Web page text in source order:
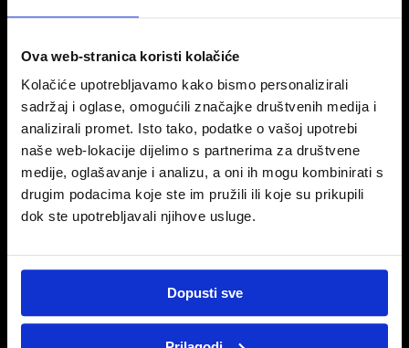
Ova web-stranica koristi kolačiće
Kolačiće upotrebljavamo kako bismo personalizirali
sadržaj i oglase, omogućili značajke društvenih medija i
analizirali promet. Isto tako, podatke o vašoj upotrebi
naše web-lokacije dijelimo s partnerima za društvene
medije, oglašavanje i analizu, a oni ih mogu kombinirati s
drugim podacima koje ste im pružili ili koje su prikupili
dok ste upotrebljavali njihove usluge.
Dopusti sve
Ispunjavanjem ovog obrasca pristajete na uvjete pohrane
podataka
Pristajem
koncesionar marke Peugeot obrađuje i koristi moje osobne
podatke, dane putem ovog formulara za sljedeće potrebe:
statistička obrada, slanje ponuda, slanje reklamnih materijala
AUTOMOBIL-IMPORT d.o.o., Kovinska 5, HR-10090
Zagreb.